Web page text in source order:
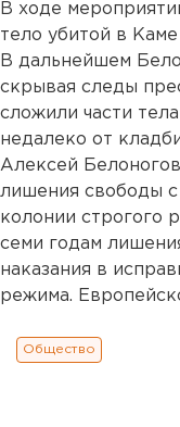
В ходе
тело убитой в
В дальнейшем
скрывая следы
сложили части
недалеко от
Алексей
лишения свободы с
колонии строгого
семи годам
наказания в
режима.
Общество